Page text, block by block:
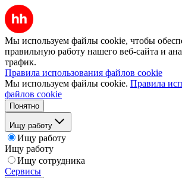
Мы используем файлы cookie, чтобы
правильную работу нашего веб-сайта и
трафик.
Правила использования файлов cookie
Мы используем файлы cookie. Правила
файлов cookie
Понятно
Ищу работу
Ищу работу
Ищу работу
Ищу сотрудника
Сервисы